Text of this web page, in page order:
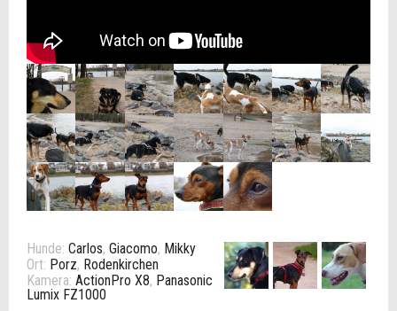
Hunde: Carlos, Giacomo, Mikky
Ort: Porz, Rodenkirchen
Kamera: ActionPro X8, Panasonic
Lumix FZ1000